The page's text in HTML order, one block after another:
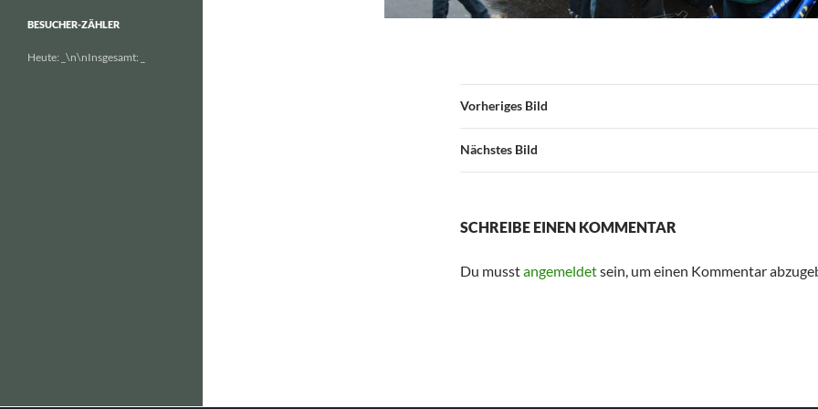
Vorheriges Bild
Nächstes Bild
SCHREIBE EINEN KOMMENTAR
Du musstangemeldetsein, um einen Kommentar
BESUCHER-ZÄHLER
Heute: \n\nInsgesamt: